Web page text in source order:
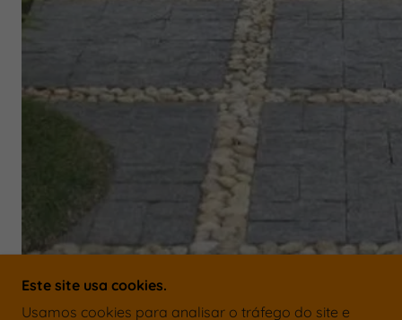
Este site usa cookies.
Usamos cookies para analisar o tráfego do site e